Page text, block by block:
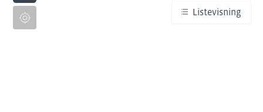
Listevisning